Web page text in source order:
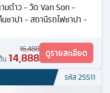
มด๋าว - วัด Van Son -
ซาปา - สถานีรถไฟซาปา -
16,488
น 14,888 ดูรายละเอียด
รหัส25511